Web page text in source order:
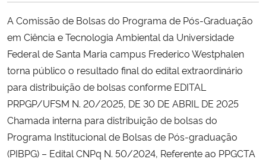
Ministério do Desenvolvimento Regional
Controladoria-Geral da União
Ministério da Mulher, da Família e dos Direitos Humanos
Secretaria-Geral
A Comissão de Bolsas do Programa de Pós-Graduação
em Ciência e Tecnologia Ambiental da Universidade
Federal de Santa Maria campus Frederico Westphalen
torna público o resultado final do edital extraordinário
para distribuição de bolsas conforme EDITAL
PRPGP/UFSM N. 20/2025, DE 30 DE ABRIL DE 2025
Chamada interna para distribuição de bolsas do
Programa Institucional de Bolsas de Pós-graduação
(PIBPG) – Edital CNPq N. 50/2024, Referente ao PPGCTA